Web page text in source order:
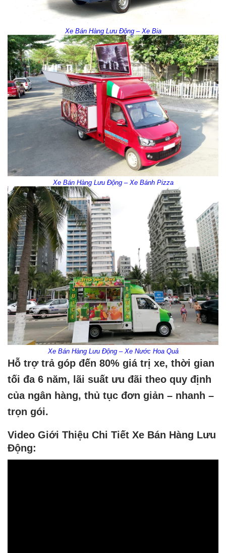
Xe Bán Hàng Lưu Động – Xe Bia
Xe Bán Hàng Lưu Động – Xe Bánh Pizza
Xe Bán Hàng Lưu Động – Xe Nước Hoa Quả
Hỗ trợ trả góp đến 80% giá trị xe, thời gian
tối đa 6 năm, lãi suất ưu đãi theo quy định
của ngân hàng, thủ tục đơn giản – nhanh –
trọn gói.
Video Giới Thiệu Chi Tiết Xe Bán Hàng Lưu
Động: